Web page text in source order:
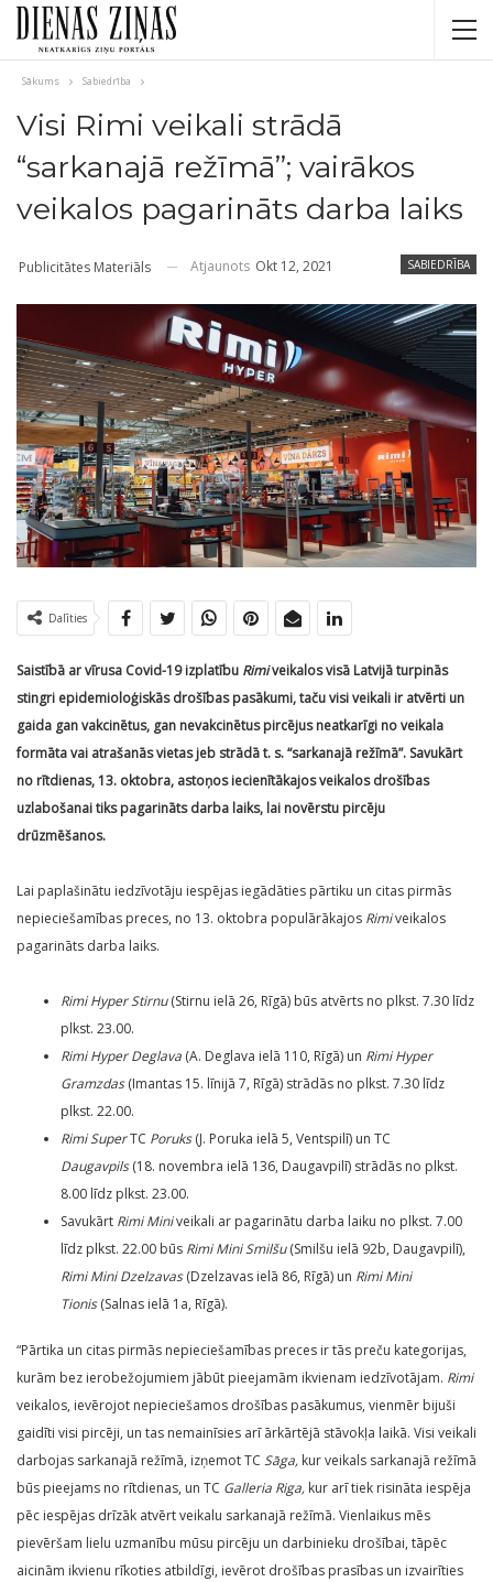
Sākums Sabiedrība
Visi Rimi veikali strādā
“sarkanajā režīmā”; vairākos
veikalos pagarināts darba laiks
SABIEDRĪBA
Publicitātes Materiāls Atjaunots Okt 12, 2021
Dalīties
Saistībā ar vīrusa Covid-19 izplatību Rimiveikalos visā Latvijā turpinās
stingri epidemioloģiskās drošības pasākumi, taču visi veikali ir atvērti un
gaida gan vakcinētus, gan nevakcinētus pircējus neatkarīgi no veikala
formāta vai atrašanās vietas jeb strādā t. s. “sarkanajā režīmā”. Savukārt
no rītdienas, 13. oktobra, astoņos iecienītākajos veikalos drošības
uzlabošanai tiks pagarināts darba laiks, lai novērstu pircēju
drūzmēšanos.
Lai paplašinātu iedzīvotāju iespējas iegādāties pārtiku un citas pirmās
nepieciešamības preces, no 13. oktobra populārākajos Rimiveikalos
pagarināts darba laiks.
Rimi HyperStirnu(Stirnu ielā 26, Rīgā) būs atvērts no plkst. 7.30 līdz
plkst. 23.00.
Rimi Hyper Deglava (A. Deglava ielā 110, Rīgā) un Rimi Hyper
Gramzdas(Imantas 15. līnijā 7, Rīgā) strādās no plkst. 7.30 līdz
plkst. 22.00.
Rimi SuperTC Poruks(J. Poruka ielā 5, Ventspilī) un TC
Daugavpils(18. novembra ielā 136, Daugavpilī) strādās no plkst.
8.00 līdz plkst. 23.00.
Savukārt Rimi Miniveikali ar pagarinātu darba laiku no plkst. 7.00
līdz plkst. 22.00 būs Rimi MiniSmilšu(Smilšu ielā 92b, Daugavpilī),
Rimi Mini Dzelzavas(Dzelzavas ielā 86, Rīgā) un Rimi Mini
Tionis(Salnas ielā 1a, Rīgā).
“Pārtika un citas pirmās nepieciešamības preces ir tās preču kategorijas,
kurām bez ierobežojumiem jābūt pieejamām ikvienam iedzīvotājam. Rimi
veikalos, ievērojot nepieciešamos drošības pasākumus, vienmēr bijuši
gaidīti visi pircēji, un tas nemainīsies arī ārkārtējā stāvokļa laikā. Visi veikali
darbojas sarkanajā režīmā, izņemot TC Sāga, kur veikals sarkanajā režīmā
būs pieejams no rītdienas, un TC Galleria Riga, kur arī tiek risināta iespēja
pēc iespējas drīzāk atvērt veikalu sarkanajā režīmā. Vienlaikus mēs
pievēršam lielu uzmanību mūsu pircēju un darbinieku drošībai, tāpēc
aicinām ikvienu rīkoties atbildīgi, ievērot drošības prasības un izvairīties